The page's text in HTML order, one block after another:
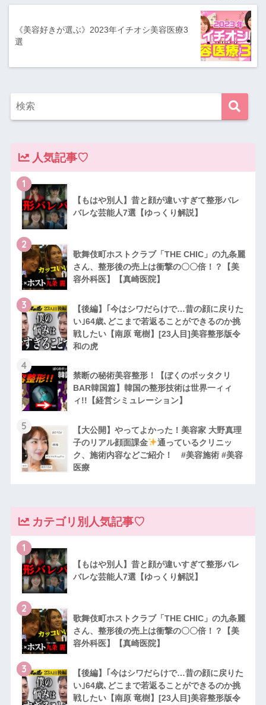
《美容好きが選ぶ》2023年イチオシ美容医療3
選
人気記事♡
1
【もはや別人】昔と顔が違いすぎて整形バレ
バレな芸能人7選【ゆっくり解説】
2
歌舞伎町ホストクラブ「THE CHIC」の九条麗
さん、整形後の売上は衝撃の〇〇倍！？【美
容外科医】【真崎医院】
3
【後編】｢今はシワだらけで…昔の顔に戻りた
い｣64歳､どこまで若返ることができるのか挑
戦したい【南原 竜樹】[23人目]美容整形版令
和の虎
4
禁断の秘術美容整形！【ぼくのボッタクリ
BAR韓国篇】韓国の整形技術は世界一ィィ
ィ!!【経営シミュレーション】
5
【大公開】やってよかった！美容家 大野真理
子のリアル顔面課金
通っているクリニッ
ク、施術内容などご紹介！ #美容施術 #美容
医療
カテゴリ別人気記事♡
1
【もはや別人】昔と顔が違いすぎて整形バレ
バレな芸能人7選【ゆっくり解説】
2
歌舞伎町ホストクラブ「THE CHIC」の九条麗
さん、整形後の売上は衝撃の〇〇倍！？【美
容外科医】【真崎医院】
3
【後編】｢今はシワだらけで…昔の顔に戻りた
い｣64歳､どこまで若返ることができるのか挑
戦したい【南原 竜樹】[23人目]美容整形版令